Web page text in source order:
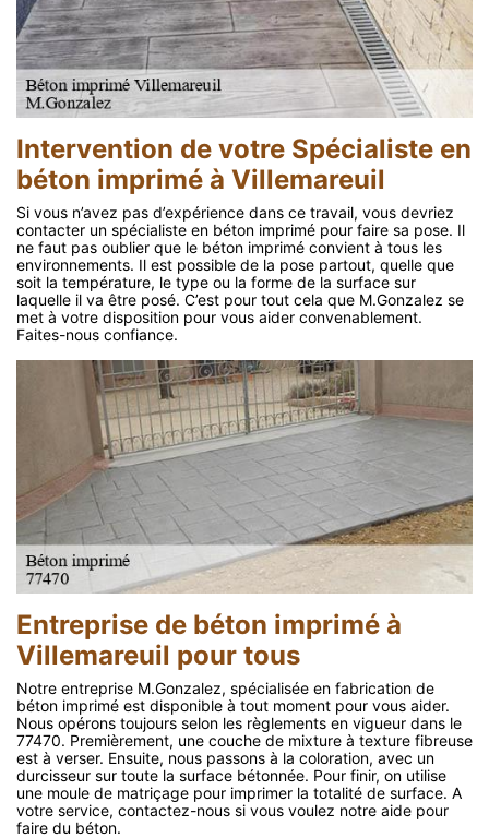
Intervention de votre Spécialiste en
béton imprimé à Villemareuil
Si vous n’avez pas d’expérience dans ce travail, vous devriez
contacter un spécialiste en béton imprimé pour faire sa pose. Il
ne faut pas oublier que le béton imprimé convient à tous les
environnements. Il est possible de la pose partout, quelle que
soit la température, le type ou la forme de la surface sur
laquelle il va être posé. C’est pour tout cela que M.Gonzalez se
met à votre disposition pour vous aider convenablement.
Faites-nous confiance.
Entreprise de béton imprimé à
Villemareuil pour tous
Notre entreprise M.Gonzalez, spécialisée en fabrication de
béton imprimé est disponible à tout moment pour vous aider.
Nous opérons toujours selon les règlements en vigueur dans le
77470. Premièrement, une couche de mixture à texture fibreuse
est à verser. Ensuite, nous passons à la coloration, avec un
durcisseur sur toute la surface bétonnée. Pour finir, on utilise
une moule de matriçage pour imprimer la totalité de surface. A
votre service, contactez-nous si vous voulez notre aide pour
faire du béton.